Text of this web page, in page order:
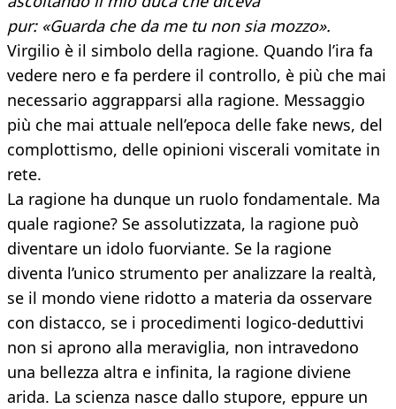
pur: «Guarda che da me tu non sia mozzo».
Virgilio è il simbolo della ragione. Quando l’ira fa
vedere nero e fa perdere il controllo, è più che mai
necessario aggrapparsi alla ragione. Messaggio
più che mai attuale nell’epoca delle fake news, del
complottismo, delle opinioni viscerali vomitate in
rete.
La ragione ha dunque un ruolo fondamentale. Ma
quale ragione? Se assolutizzata, la ragione può
diventare un idolo fuorviante. Se la ragione
diventa l’unico strumento per analizzare la realtà,
se il mondo viene ridotto a materia da osservare
con distacco, se i procedimenti logico-deduttivi
non si aprono alla meraviglia, non intravedono
una bellezza altra e infinita, la ragione diviene
arida. La scienza nasce dallo stupore, eppure un